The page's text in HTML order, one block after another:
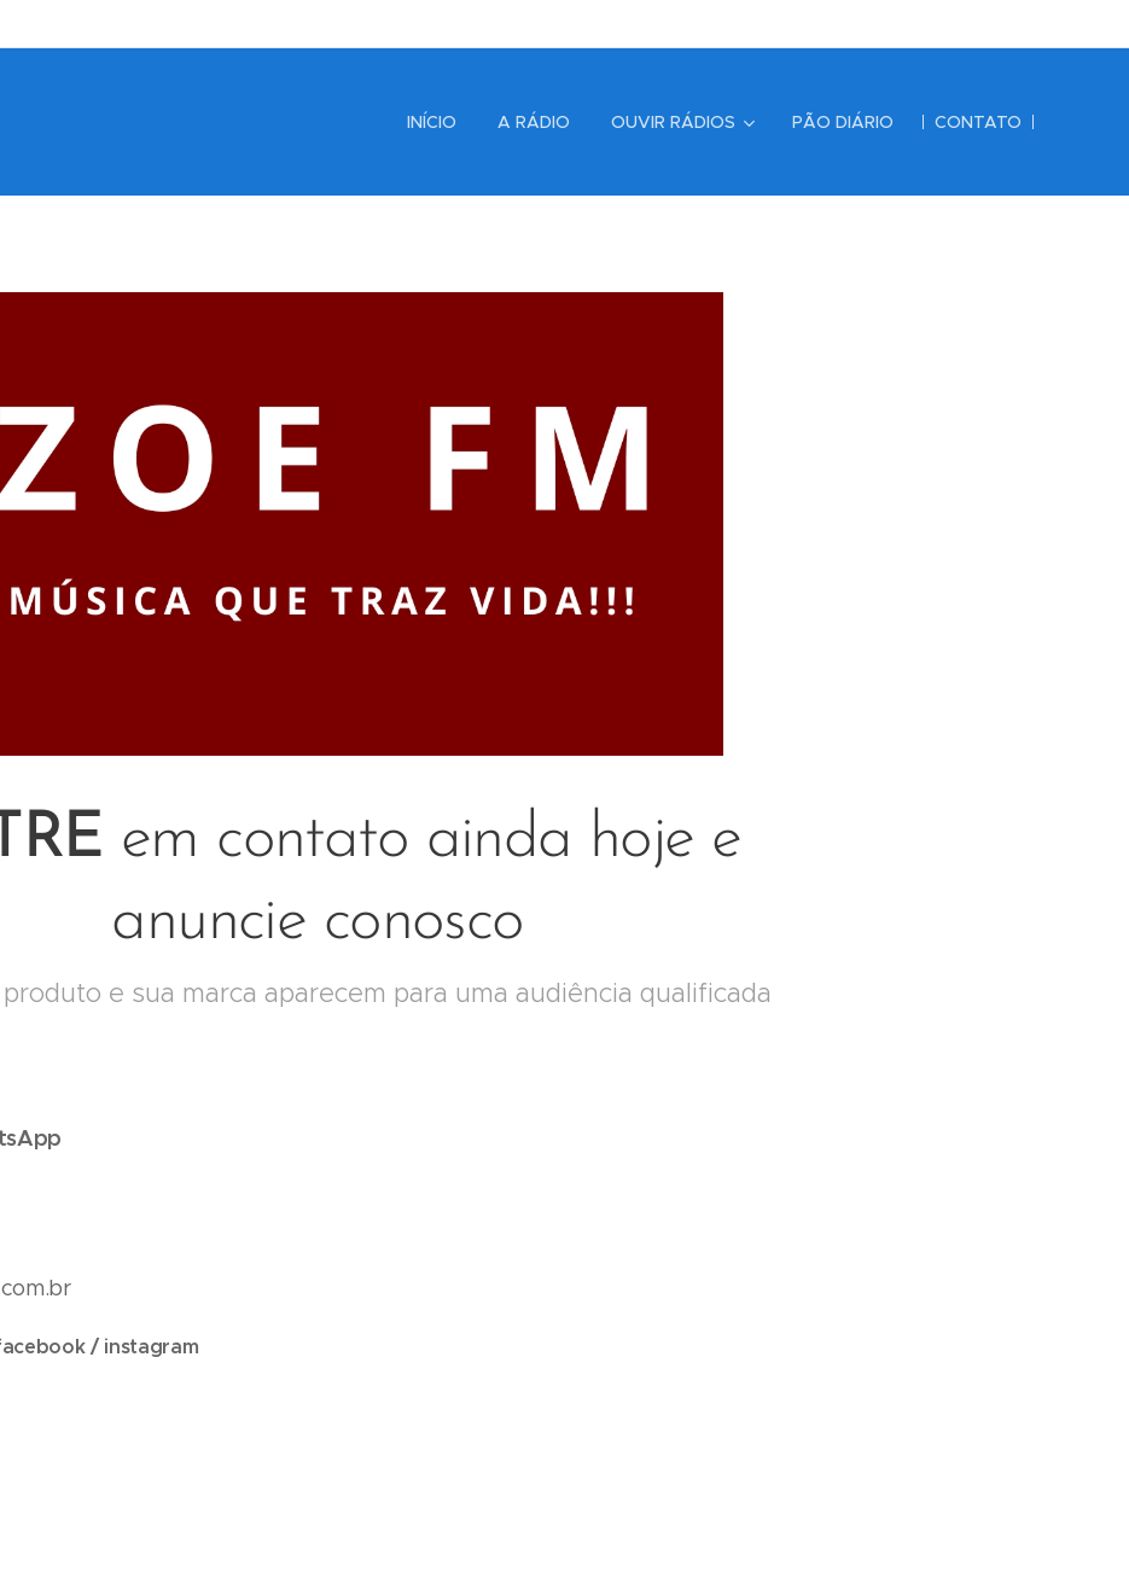
INÍCIO A RÁDIO OUVIR RÁDIOS PÃO DIÁRIO CONTATO
em contato ainda hoje e
anuncie conosco
e sua marca aparecem para uma audiência qualificada
/ instagram